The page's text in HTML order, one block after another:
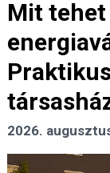
Mit tehet
2026.